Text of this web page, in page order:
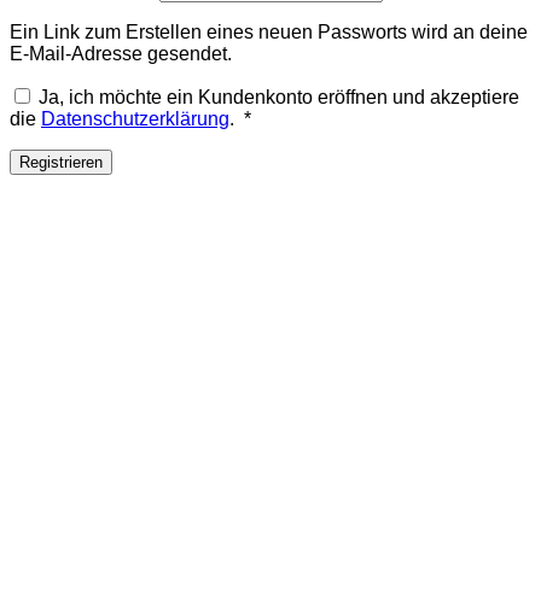
Ein Link zum Erstellen eines neuen Passworts wird an deine
E-Mail-Adresse gesendet.
Ja, ich möchte ein Kundenkonto eröffnen und akzeptiere
die Datenschutzerklärung. *Erforderlich
Registrieren